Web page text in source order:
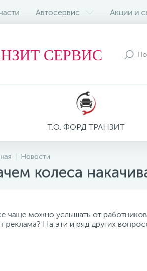
Автосервис Акции и
СЕРВИС
Т.О. ФОРД ТРАНЗИТ
Новости
колеса
чаще можно услышать от
реклама? На эти и ряд других